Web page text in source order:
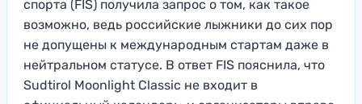
спорта (FIS) получила запрос о том, как такое
возможно, ведь российские лыжники до сих пор
не допущены к международным стартам даже в
нейтральном статусе. В ответ FIS пояснила, что
Sudtirol Moonlight Classic не входит в